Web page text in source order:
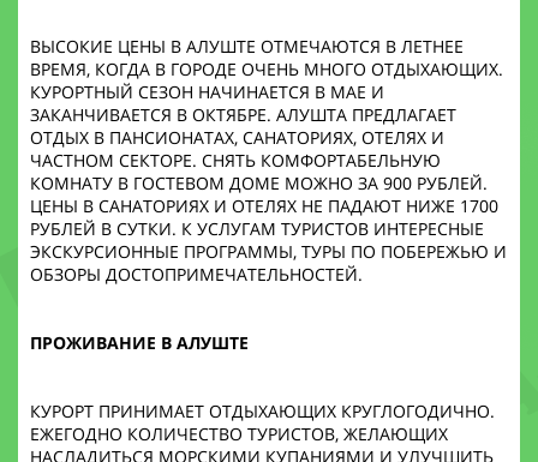
ВЫСОКИЕ ЦЕНЫ В АЛУШТЕ ОТМЕЧАЮТСЯ В ЛЕТНЕЕ
ВРЕМЯ, КОГДА В ГОРОДЕ ОЧЕНЬ МНОГО ОТДЫХАЮЩИХ.
КУРОРТНЫЙ СЕЗОН НАЧИНАЕТСЯ В МАЕ И
ЗАКАНЧИВАЕТСЯ В ОКТЯБРЕ. АЛУШТА ПРЕДЛАГАЕТ
ОТДЫХ В ПАНСИОНАТАХ, САНАТОРИЯХ, ОТЕЛЯХ И
ЧАСТНОМ СЕКТОРЕ. СНЯТЬ КОМФОРТАБЕЛЬНУЮ
КОМНАТУ В ГОСТЕВОМ ДОМЕ МОЖНО ЗА 900 РУБЛЕЙ.
ЦЕНЫ В САНАТОРИЯХ И ОТЕЛЯХ НЕ ПАДАЮТ НИЖЕ 1700
РУБЛЕЙ В СУТКИ. К УСЛУГАМ ТУРИСТОВ ИНТЕРЕСНЫЕ
ЭКСКУРСИОННЫЕ ПРОГРАММЫ, ТУРЫ ПО ПОБЕРЕЖЬЮ И
ОБЗОРЫ ДОСТОПРИМЕЧАТЕЛЬНОСТЕЙ.
ПРОЖИВАНИЕ В АЛУШТЕ
КУРОРТ ПРИНИМАЕТ ОТДЫХАЮЩИХ КРУГЛОГОДИЧНО.
ЕЖЕГОДНО КОЛИЧЕСТВО ТУРИСТОВ, ЖЕЛАЮЩИХ
НАСЛАДИТЬСЯ МОРСКИМИ КУПАНИЯМИ И УЛУЧШИТЬ